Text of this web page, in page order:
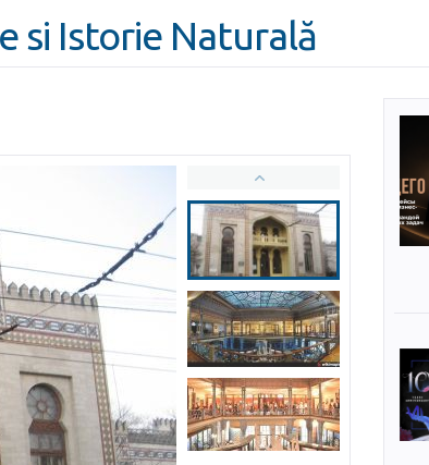
si Istorie Naturală